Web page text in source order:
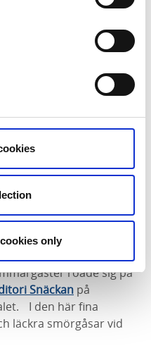
only
är en mäktig upplevelse.
von Linné när han
under”. Titta
Nyfiken på mer?
bakverk ett
är hembakat av
fika i en miljö där
roade sig på
Snäckan på
I den här fina
läckra smörgåsar vid